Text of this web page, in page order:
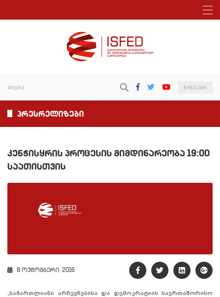
ENGLISH
პრესრელიზები
კენჭისყრის პროცესის მიმდინარეობა 19:00
საათისთვის
8 ოქტომბერი, 2016
„სამართლიანი არჩევნებისა და დემოკრატიის საერთაშორისო